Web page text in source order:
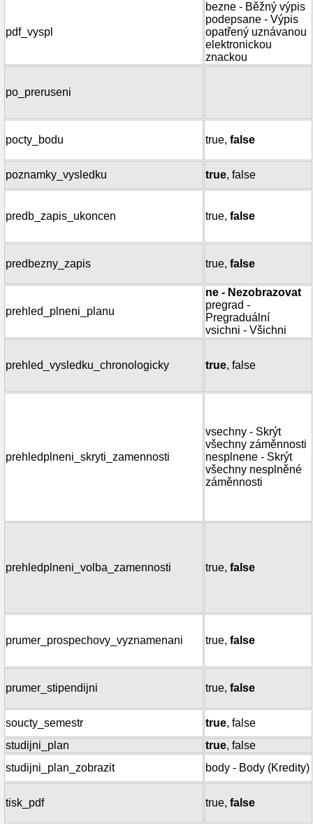
pdf_vyspl
bezne - Běžný výpis
podepsane - Výpis
opatřený uznávanou
elektronickou
znackou
po_preruseni
pocty_bodu true, false
poznamky_vysledku true, false
predb_zapis_ukoncen true, false
predbezny_zapis true, false
prehled_plneni_planu
ne - Nezobrazovat
pregrad -
Pregraduální
vsichni - Všichni
prehled_vysledku_chronologicky true, false
prehledplneni_skryti_zamennosti
vsechny - Skrýt
všechny záměnnosti
nesplnene - Skrýt
všechny nesplněné
záměnnosti
prehledplneni_volba_zamennosti true, false
prumer_prospechovy_vyznamenani true, false
prumer_stipendijni true, false
soucty_semestr true, false
studijni_plan
true, false
studijni_plan_zobrazit
body - Body (Kredity)
tisk_pdf true, false